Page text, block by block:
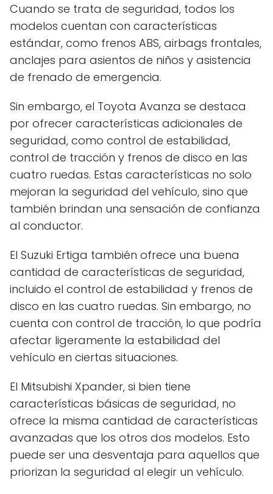
Cuando se trata de seguridad, todos los
modelos cuentan con características
estándar, como frenos ABS, airbags frontales,
anclajes para asientos de niños y asistencia
de frenado de emergencia.
Sin embargo, el Toyota Avanza se destaca
por ofrecer características adicionales de
seguridad, como control de estabilidad,
control de tracción y frenos de disco en las
cuatro ruedas. Estas características no solo
mejoran la seguridad del vehículo, sino que
también brindan una sensación de confianza
al conductor.
El Suzuki Ertiga también ofrece una buena
cantidad de características de seguridad,
incluido el control de estabilidad y frenos de
disco en las cuatro ruedas. Sin embargo, no
cuenta con control de tracción, lo que podría
afectar ligeramente la estabilidad del
vehículo en ciertas situaciones.
El Mitsubishi Xpander, si bien tiene
características básicas de seguridad, no
ofrece la misma cantidad de características
avanzadas que los otros dos modelos. Esto
puede ser una desventaja para aquellos que
priorizan la seguridad al elegir un vehículo.